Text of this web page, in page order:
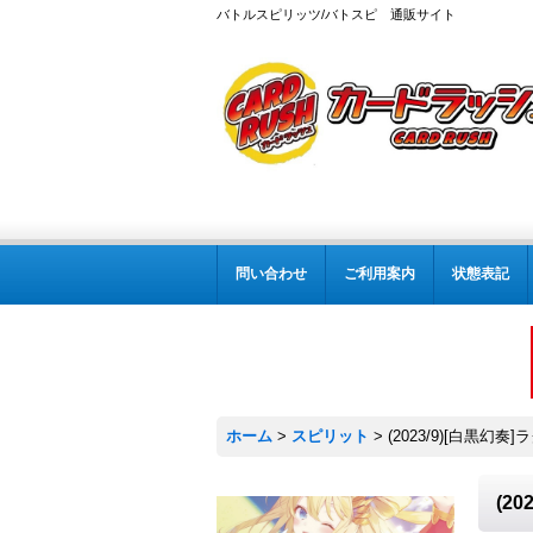
バトルスピリッツ/バトスピ 通販サイト
問い合わせ ご利用案内 状態表記
ホーム > スピリット > (2023/9)[白黒幻奏]